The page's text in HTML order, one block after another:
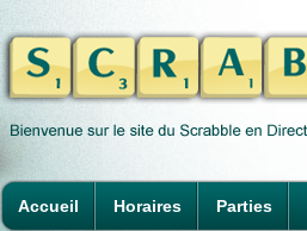
Accueil Horaires Parties